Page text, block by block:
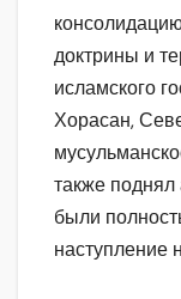
доктрины и
исламского
Хорасан,
также
были
наступление